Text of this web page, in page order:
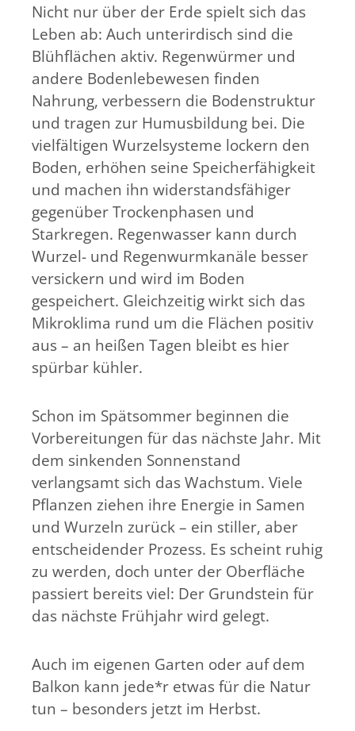
Nicht nur über der Erde spielt sich das
Leben ab: Auch unterirdisch sind die
Blühflächen aktiv. Regenwürmer und
andere Bodenlebewesen finden
Nahrung, verbessern die Bodenstruktur
und tragen zur Humusbildung bei. Die
vielfältigen Wurzelsysteme lockern den
Boden, erhöhen seine Speicherfähigkeit
und machen ihn widerstandsfähiger
gegenüber Trockenphasen und
Starkregen. Regenwasser kann durch
Wurzel- und Regenwurmkanäle besser
versickern und wird im Boden
gespeichert. Gleichzeitig wirkt sich das
Mikroklima rund um die Flächen positiv
aus – an heißen Tagen bleibt es hier
spürbar kühler.
Schon im Spätsommer beginnen die
Vorbereitungen für das nächste Jahr. Mit
dem sinkenden Sonnenstand
verlangsamt sich das Wachstum. Viele
Pflanzen ziehen ihre Energie in Samen
und Wurzeln zurück – ein stiller, aber
entscheidender Prozess. Es scheint ruhig
zu werden, doch unter der Oberfläche
passiert bereits viel: Der Grundstein für
das nächste Frühjahr wird gelegt.
Auch im eigenen Garten oder auf dem
Balkon kann jede*r etwas für die Natur
tun – besonders jetzt im Herbst.